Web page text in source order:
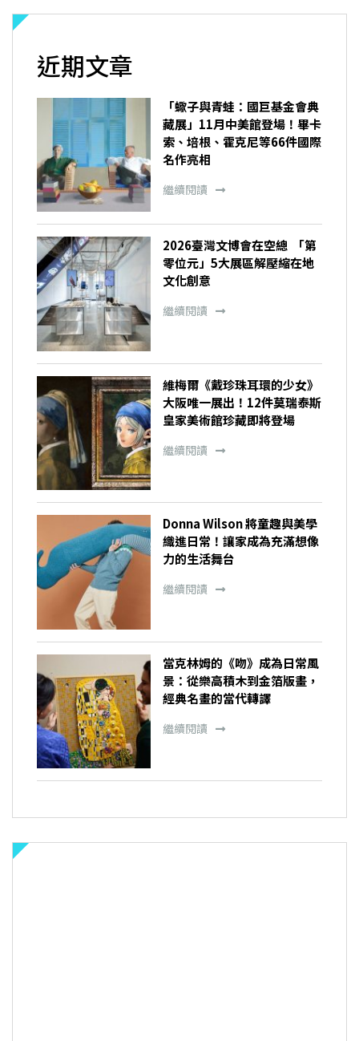
近期文章
「蠍子與青蛙：國巨基金會典
藏展」11月中美館登場！畢卡
索、培根、霍克尼等66件國際
名作亮相
繼續閱讀
2026臺灣文博會在空總 「第
零位元」5大展區解壓縮在地
文化創意
繼續閱讀
維梅爾《戴珍珠耳環的少女》
大阪唯一展出！12件莫瑞泰斯
皇家美術館珍藏即將登場
繼續閱讀
Donna Wilson 將童趣與美學
織進日常！讓家成為充滿想像
力的生活舞台
繼續閱讀
當克林姆的《吻》成為日常風
景：從樂高積木到金箔版畫，
經典名畫的當代轉譯
繼續閱讀